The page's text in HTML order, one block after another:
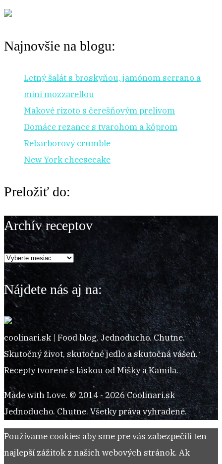
Najnovšie na blogu:
Letný šalát s broskyňou, jamónom serrano a
mini mozzarellou
Makové rizoto s čerešňovým prelivom
Domáce rezance s tvarohom a kôprom
Rebarborový crumble
New York cheesecake
Preložiť do:
Archív receptov
Archív
receptov
Nájdete nás aj na:
coolinari.sk | Food blog. Jednoducho. Chutne.
Skutočný život, skutočné jedlo a skutočná vášeň.
Recepty tvorené s láskou od Mišky a Kamila.
Made with Love. © 2014 - 2026 Coolinari.sk
Jednoducho. Chutne. Všetky práva vyhradené.
Používame cookies aby sme pre vás zabezpečili ten
najlepší zážitok z našich webových stránok. Ak